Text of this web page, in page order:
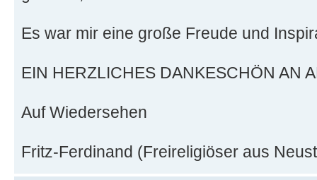
Es war mir eine große Freude und
EIN HERZLICHES DANKESCHÖN AN
Auf Wiedersehen
Fritz-Ferdinand (Freireligiöser aus